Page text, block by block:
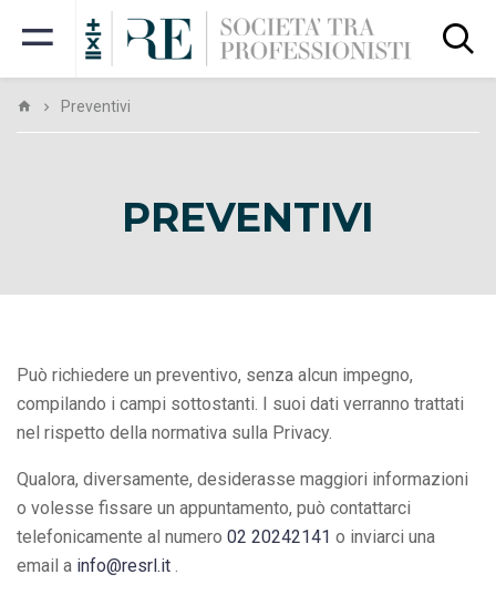
Preventivi
PREVENTIVI
Può richiedere un preventivo, senza alcun impegno,
compilando i campi sottostanti. I suoi dati verranno trattati
nel rispetto della normativa sulla Privacy.
Qualora, diversamente, desiderasse maggiori informazioni
o volesse fissare un appuntamento, può contattarci
telefonicamente al numero 02 20242141 o inviarci una
email a info@resrl.it .